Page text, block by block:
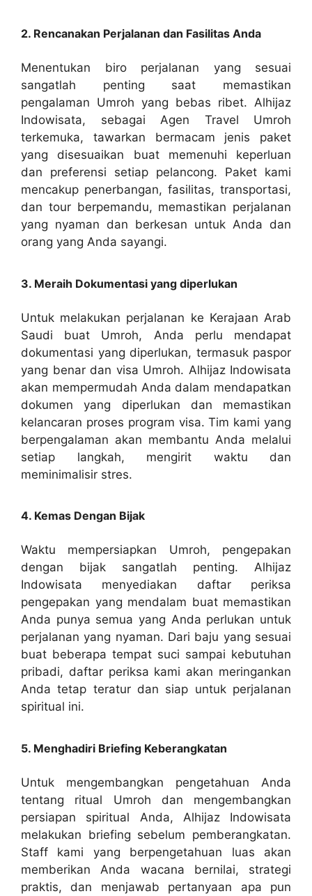
2. Rencanakan Perjalanan dan Fasilitas Anda
Menentukan biro perjalanan yang sesuai
sangatlah penting saat memastikan
pengalaman Umroh yang bebas ribet. Alhijaz
Indowisata, sebagai Agen Travel Umroh
terkemuka, tawarkan bermacam jenis paket
yang disesuaikan buat memenuhi keperluan
dan preferensi setiap pelancong. Paket kami
mencakup penerbangan, fasilitas, transportasi,
dan tour berpemandu, memastikan perjalanan
yang nyaman dan berkesan untuk Anda dan
orang yang Anda sayangi.
3. Meraih Dokumentasi yang diperlukan
Untuk melakukan perjalanan ke Kerajaan Arab
Saudi buat Umroh, Anda perlu mendapat
dokumentasi yang diperlukan, termasuk paspor
yang benar dan visa Umroh. Alhijaz Indowisata
akan mempermudah Anda dalam mendapatkan
dokumen yang diperlukan dan memastikan
kelancaran proses program visa. Tim kami yang
berpengalaman akan membantu Anda melalui
setiap langkah, mengirit waktu dan
meminimalisir stres.
4. Kemas Dengan Bijak
Waktu mempersiapkan Umroh, pengepakan
dengan bijak sangatlah penting. Alhijaz
Indowisata menyediakan daftar periksa
pengepakan yang mendalam buat memastikan
Anda punya semua yang Anda perlukan untuk
perjalanan yang nyaman. Dari baju yang sesuai
buat beberapa tempat suci sampai kebutuhan
pribadi, daftar periksa kami akan meringankan
Anda tetap teratur dan siap untuk perjalanan
spiritual ini.
5. Menghadiri Briefing Keberangkatan
Untuk mengembangkan pengetahuan Anda
tentang ritual Umroh dan mengembangkan
persiapan spiritual Anda, Alhijaz Indowisata
melakukan briefing sebelum pemberangkatan.
Staff kami yang berpengetahuan luas akan
memberikan Anda wacana bernilai, strategi
praktis, dan menjawab pertanyaan apa pun